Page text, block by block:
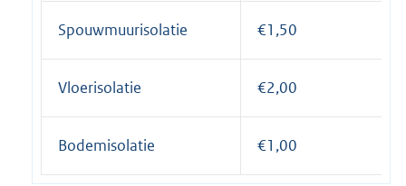
Spouwmuurisolatie €1,50
Vloerisolatie €2,00
Bodemisolatie €1,00